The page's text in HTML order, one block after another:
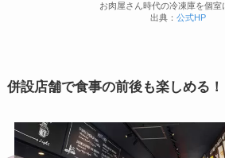
お肉屋さん時代の冷凍庫を個室
出典： 公式HP
併設店舗で食事の前後も楽しめる！